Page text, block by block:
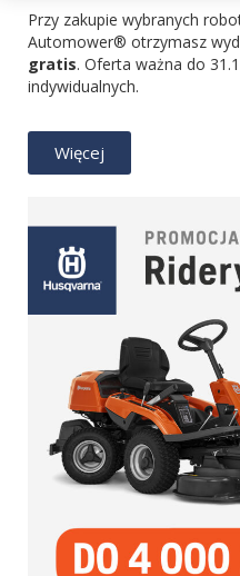
Przy zakupie wybranych
Automower® otrzymasz
gratis. Oferta ważna do
indywidualnych.
Więcej